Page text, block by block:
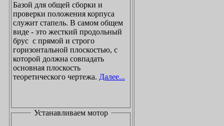
Базой для общей сборки и
проверки положения корпуса
служит стапель. В самом общем
виде - это жесткий продольный
брус с прямой и строго
горизонтальной плоскостью, с
которой должна совпадать
основная плоскость
теоретического чертежа. Далее...
Устанавливаем мотор